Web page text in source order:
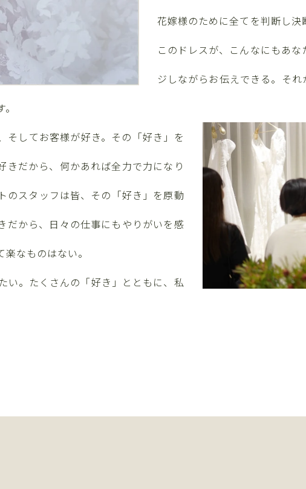
花嫁様のために全てを判断し
このドレスが、こんなにもあ
ジしながらお伝えできる。そ
そしてお客様が好き。その「好き」を
きだから、何かあれば全力で力になり
のスタッフは皆、その「好き」を原動
だから、日々の仕事にもやりがいを感
なものはない。
い。たくさんの「好き」とともに、私